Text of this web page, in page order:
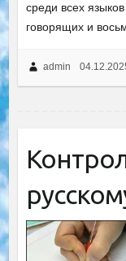
среди всех
говорящих и
admin